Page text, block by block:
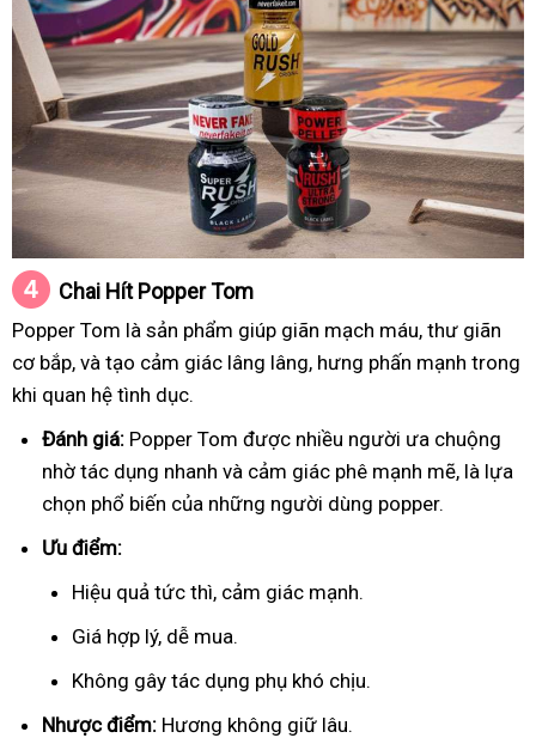
Chai HítPopper Tom
Popper Tom là sản phẩm giúp giãn mạch máu, thư giãn
cơ bắp, và tạo cảm giác lâng lâng, hưng phấn mạnh trong
khi quan hệ tình dục.
Đánh giá: Popper Tom được nhiều người ưa chuộng
nhờ tác dụng nhanh và cảm giác phê mạnh mẽ, là lựa
chọn phổ biến của những người dùng popper.
Ưu điểm:
Hiệu quả tức thì, cảm giác mạnh.
Giá hợp lý, dễ mua.
Không gây tác dụng phụ khó chịu.
Nhược điểm: Hương không giữ lâu.